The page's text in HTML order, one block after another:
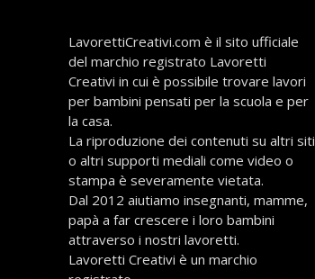
LavorettiCreativi.com è il sito ufficiale
del marchio registrato Lavoretti
Creativi in cui è possibile trovare lavori
per bambini pensati per la scuola e per
la casa.
La riproduzione dei contenuti su altri siti
o altri supporti mediali come video o
stampa è severamente vietata.
Dal 2012 aiutiamo insegnanti, mamme,
papà a far crescere i loro bambini
attraverso i nostri lavoretti.
Lavoretti Creativi è un marchio